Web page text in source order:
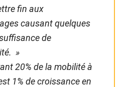
fin aux
causant quelques
de
»
20% de la mobilité à
1% de croissance en